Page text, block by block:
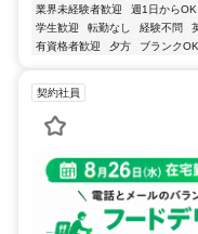
業界未経験者歓迎 週1日からOK
学生歓迎
転勤なし 経験不問
有資格者歓迎
夕方 ブランクOK
契約社員